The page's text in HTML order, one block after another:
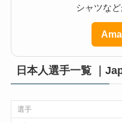
シャツなど
日本人選手一覧 ｜
選手